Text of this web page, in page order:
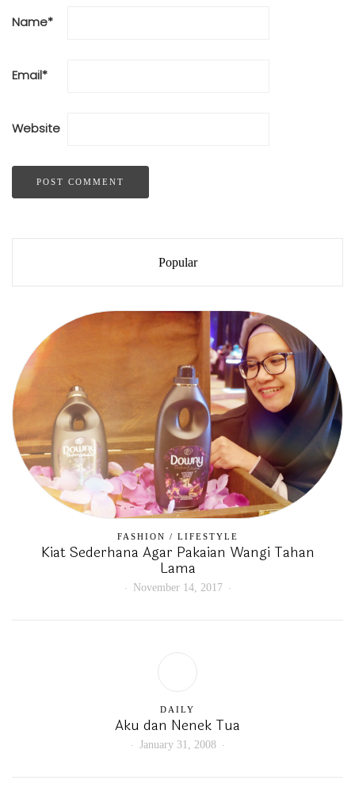
Name*
Email*
Website
Popular
FASHION / LIFESTYLE
Kiat Sederhana Agar Pakaian Wangi Tahan
Lama
November 14, 2017
DAILY
Aku dan Nenek Tua
January 31, 2008